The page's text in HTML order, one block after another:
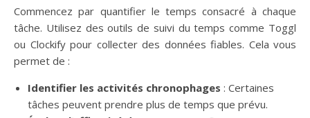
Commencez par quantifier le temps consacré à chaque
tâche. Utilisez des outils de suivi du temps comme Toggl
ou Clockify pour collecter des données fiables. Cela vous
permet de :
Identifier les activités chronophages : Certaines
tâches peuvent prendre plus de temps que prévu.